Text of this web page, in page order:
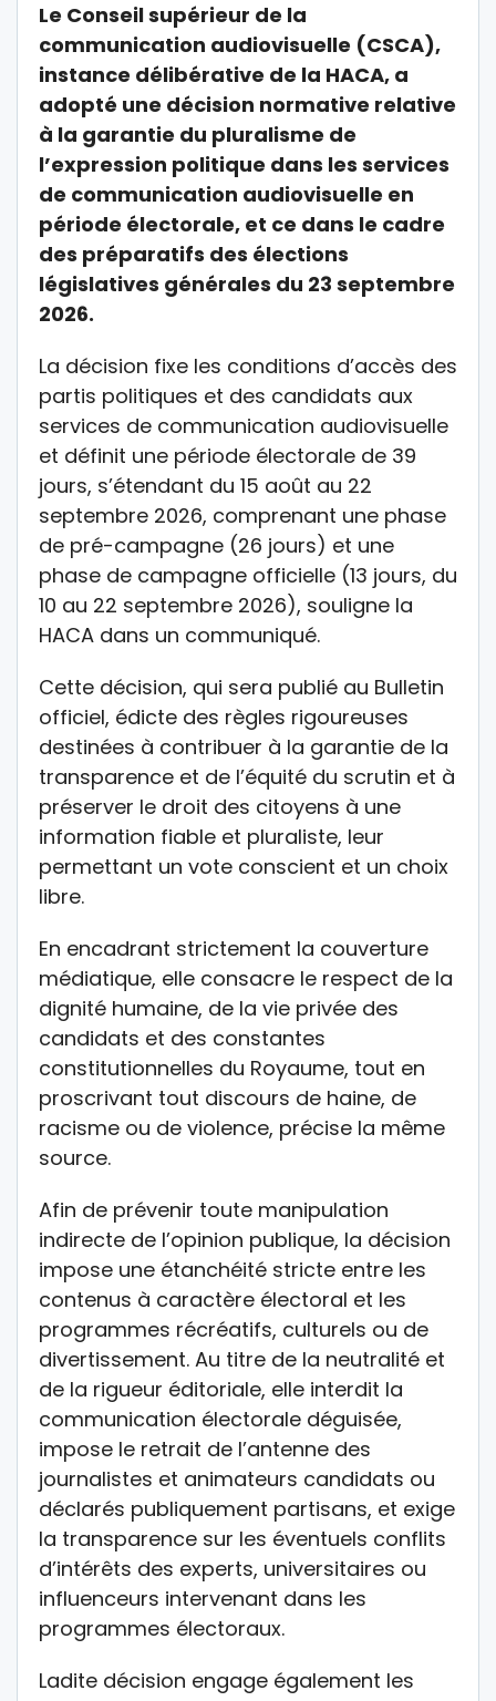
Le Conseil supérieur de la
communication audiovisuelle (CSCA),
instance délibérative de la HACA, a
adopté une décision normative relative
à la garantie du pluralisme de
l’expression politique dans les services
de communication audiovisuelle en
période électorale, et ce dans le cadre
des préparatifs des élections
législatives générales du 23 septembre
2026.
La décision fixe les conditions d’accès des
partis politiques et des candidats aux
services de communication audiovisuelle
et définit une période électorale de 39
jours, s’étendant du 15 août au 22
septembre 2026, comprenant une phase
de pré-campagne (26 jours) et une
phase de campagne officielle (13 jours, du
10 au 22 septembre 2026), souligne la
HACA dans un communiqué.
Cette décision, qui sera publié au Bulletin
officiel, édicte des règles rigoureuses
destinées à contribuer à la garantie de la
transparence et de l’équité du scrutin et à
préserver le droit des citoyens à une
information fiable et pluraliste, leur
permettant un vote conscient et un choix
libre.
En encadrant strictement la couverture
médiatique, elle consacre le respect de la
dignité humaine, de la vie privée des
candidats et des constantes
constitutionnelles du Royaume, tout en
proscrivant tout discours de haine, de
racisme ou de violence, précise la même
source.
Afin de prévenir toute manipulation
indirecte de l’opinion publique, la décision
impose une étanchéité stricte entre les
contenus à caractère électoral et les
programmes récréatifs, culturels ou de
divertissement. Au titre de la neutralité et
de la rigueur éditoriale, elle interdit la
communication électorale déguisée,
impose le retrait de l’antenne des
journalistes et animateurs candidats ou
déclarés publiquement partisans, et exige
la transparence sur les éventuels conflits
d’intérêts des experts, universitaires ou
influenceurs intervenant dans les
programmes électoraux.
Ladite décision engage également les